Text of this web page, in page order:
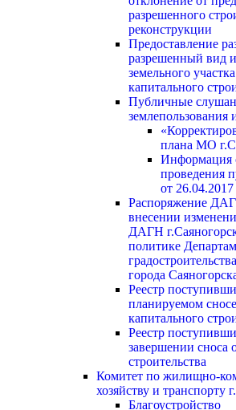
разрешенного
реконструкции
Предоставление
разрешенный вид
земельного
капитального
Публичные
землепользования
плана МО
Информация
проведения
от 26.04.2017
Распоряжение
внесении
ДАГН
политике
города
Реестр
планируемом
капитального
Реестр
завершении сноса
строительства
Комитет по жилищно-
хозяйству и транспорту
Благоустройство